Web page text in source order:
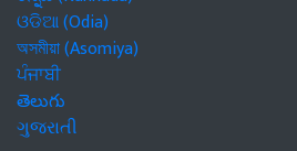
ଓଡିଆ (Odia)
অসমীয়া (Asomiya)
ਪੰਜਾਬੀ
తెలుగు
ગુજરાતી